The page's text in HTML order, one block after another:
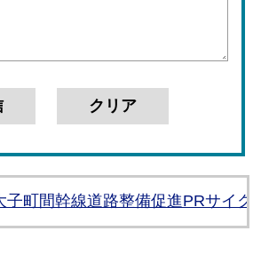
子町間幹線道路整備促進PRサイ